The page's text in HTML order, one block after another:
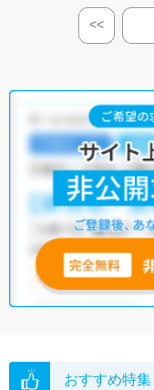
<<
おすすめ特集